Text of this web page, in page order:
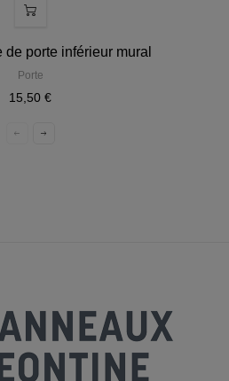
porte inférieur mural
Porte
15,50 €